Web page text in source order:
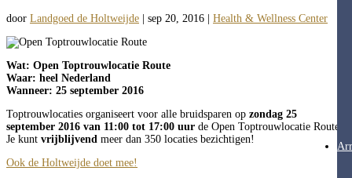
door Landgoed de Holtweijde sep 20, 2016 Health & Wellness Center
Wat: Open Toptrouwlocatie Route
Waar: heel Nederland
Wanneer: 25 september 2016
Toptrouwlocaties organiseert voor alle bruidsparen op zondag 25
september 2016 van 11:00 tot 17:00 uur de Open Toptrouwlocatie Route.
Je kunt vrijblijvend meer dan 350 locaties bezichtigen!
Ook de Holtweijde doet mee!